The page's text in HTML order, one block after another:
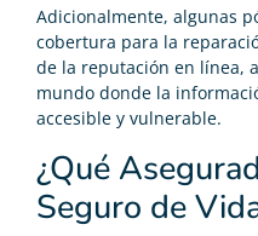
Adicionalmente, algunas
cobertura para la
de la reputación en línea,
mundo donde la
accesible y vulnerable.
¿Qué
Seguro de